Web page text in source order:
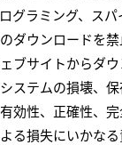
グラミング、ス
ダウンロードを
ブサイトからダ
ステムの損壊、
効性、正確性、
る損失にいかなる